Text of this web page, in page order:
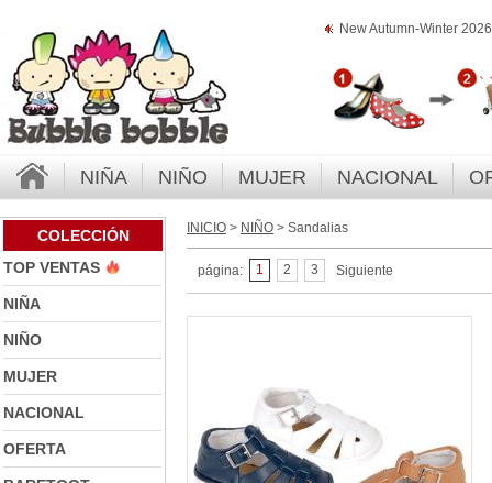
New Autumn-Winter
NIÑA NIÑO MUJER NACIONAL
COLECCIÓN
TOP VENTAS
NIÑA
NIÑO
MUJER
NACIONAL
OFERTA
INICIO > NIÑO > Sandalias
página: 1 2 3 Siguiente